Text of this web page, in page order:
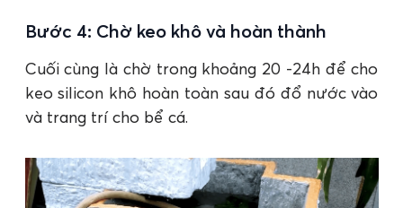
Bước 4: Chờ keo khô và hoàn thành
Cuối cùng là chờ trong khoảng 20 -24h để cho
keo silicon khô hoàn toàn sau đó đổ nước vào
và trang trí cho bể cá.